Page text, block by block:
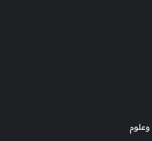
وعلوم